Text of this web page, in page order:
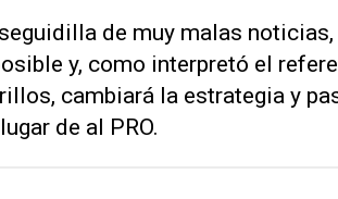
de muy malas
y, como interpretó el
cambiará la estrategia y
de al PRO.